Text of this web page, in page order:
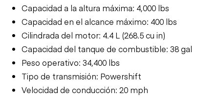
Capacidad a la altura máxima: 4,000 lbs
Capacidad en el alcance máximo: 400 lbs
Cilindrada del motor: 4.4 L (268.5 cu in)
Capacidad del tanque de combustible: 38 gal
Peso operativo: 34,400 lbs
Tipo de transmisión: Powershift
Velocidad de conducción: 20 mph